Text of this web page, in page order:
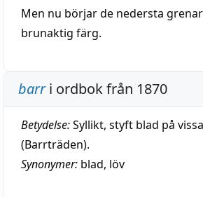
Men nu börjar de nedersta
brunaktig färg.
barri ordbok från 1870
Betydelse:Syllikt, styft blad på
(Barrträden).
Synonymer: blad, löv